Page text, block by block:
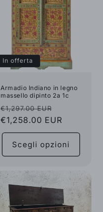
In offerta
Armadio Indiano in legno
massello dipinto 2a 1c
Prezzo
di
listino
€1,297.00 EUR
scontato
€1,258.00 EUR
Scegli opzioni